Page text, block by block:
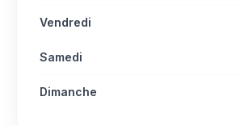
Vendredi
Samedi
Dimanche